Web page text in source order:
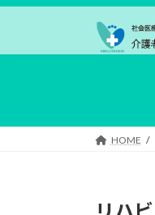
コ
ス
ナ
ン
HOME